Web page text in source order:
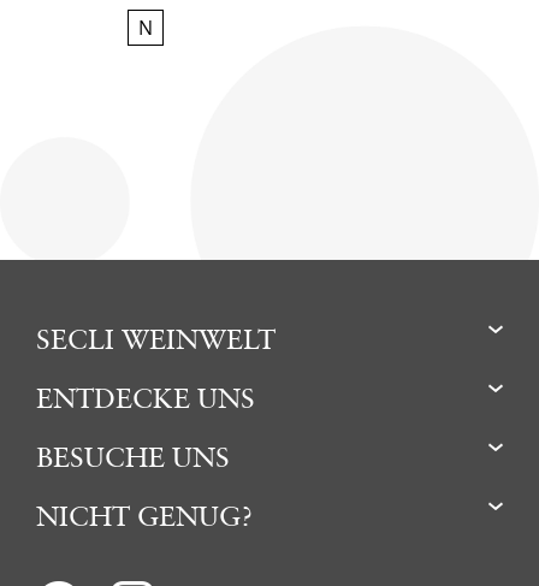
N
SECLI WEINWELT
ENTDECKE UNS
BESUCHE UNS
NICHT GENUG?